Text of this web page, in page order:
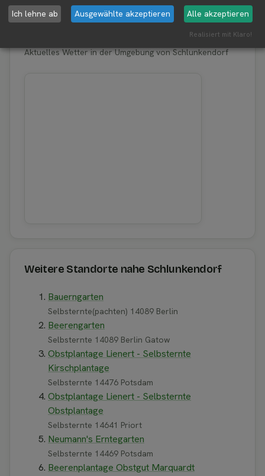
Aktuelles Wetter in der Umgebung von Schlunkendorf
Weitere Standorte nahe Schlunkendorf
Bauerngarten
Selbsternte(pachten) 14089 Berlin
Beerengarten
Selbsternte 14089 Berlin Gatow
Obstplantage Lienert - Selbsternte
Kirschplantage
Selbsternte 14476 Potsdam
Obstplantage Lienert - Selbsternte
Obstplantage
Selbsternte 14641 Priort
Neumann's Erntegarten
Selbsternte 14469 Potsdam
Beerenplantage Obstgut Marquardt
Ich lehne ab Ausgewählte akzeptieren Alle akzeptieren
Realisiert mit Klaro!